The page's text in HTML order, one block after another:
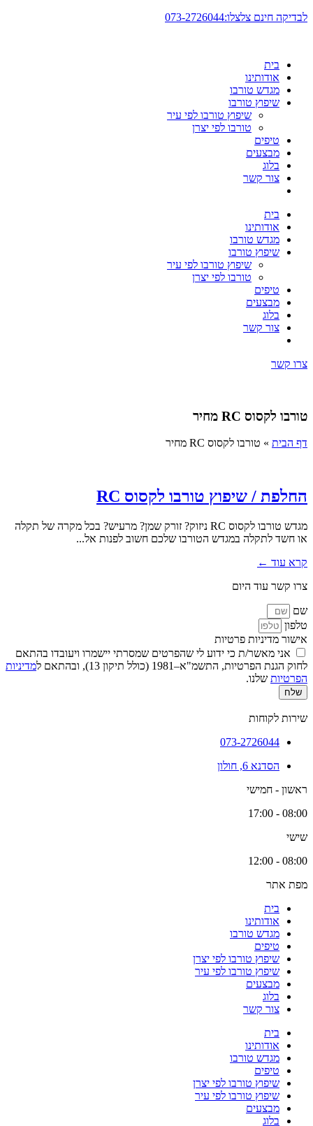
דלג
לבדיקה חינם צלצלו:073-2726044
בית
אודותינו
מגדש טורבו
שיפוץ טורבו
שיפוץ טורבו לפי עיר
טורבו לפי יצרן
טיפים
מבצעים
בלוג
צור קשר
בית
אודותינו
מגדש טורבו
שיפוץ טורבו
שיפוץ טורבו לפי עיר
טורבו לפי יצרן
טיפים
מבצעים
בלוג
צור קשר
צרו קשר
טורבו לקסוס RC מחיר
דף הבית » טורבו לקסוס RC מחיר
החלפת / שיפוץ טורבו לקסוס RC
מגדש טורבו לקסוס RC ניזוק? זורק שמן? מרעיש? בכל מקרה של תקלה
או חשד לתקלה במגדש הטורבו שלכם חשוב לפנות אל...
קרא עוד ←
צרו קשר עוד היום
שם
טלפון
אישור מדיניות פרטיות
אני מאשר/ת כי ידוע לי שהפרטים שמסרתי יישמרו ויעובדו בהתאם
לחוק הגנת הפרטיות, התשמ"א–1981 (כולל תיקון 13), ובהתאם ל
מדיניות
הפרטיות שלנו.
שלח
שירות לקוחות
073-2726044
הסדנא 6, חולון
ראשון - חמישי
08:00 - 17:00
שישי
08:00 - 12:00
מפת אתר
בית
אודותינו
מגדש טורבו
טיפים
שיפוץ טורבו לפי יצרן
שיפוץ טורבו לפי עיר
מבצעים
בלוג
צור קשר
בית
אודותינו
מגדש טורבו
טיפים
שיפוץ טורבו לפי יצרן
שיפוץ טורבו לפי עיר
מבצעים
בלוג